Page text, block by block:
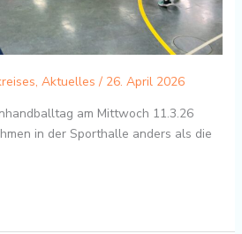
, Aktuelles / 26. April 2026
am Mittwoch 11.3.26
in der Sporthalle anders als die